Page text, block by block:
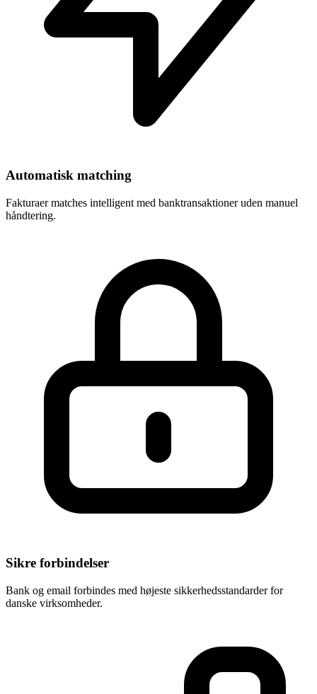
Automatisk matching
Fakturaer matches intelligent med banktransaktioner uden manuel
håndtering.
Sikre forbindelser
Bank og email forbindes med højeste sikkerhedsstandarder for
danske virksomheder.